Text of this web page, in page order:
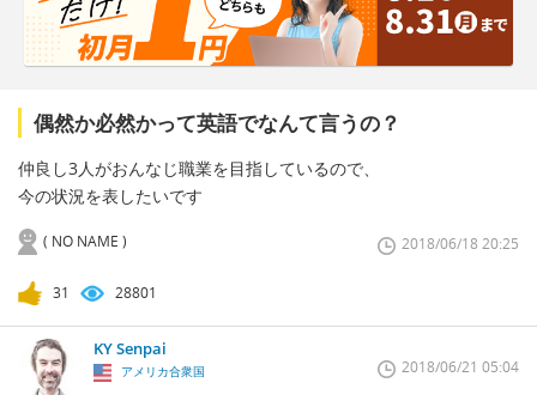
偶然か必然かって英語でなんて言うの？
仲良し3人がおんなじ職業を目指しているので、
今の状況を表したいです
( NO NAME ) 2018/06/18 20:25
31 28801
KY Senpai
アメリカ合衆国 2018/06/21 05:04